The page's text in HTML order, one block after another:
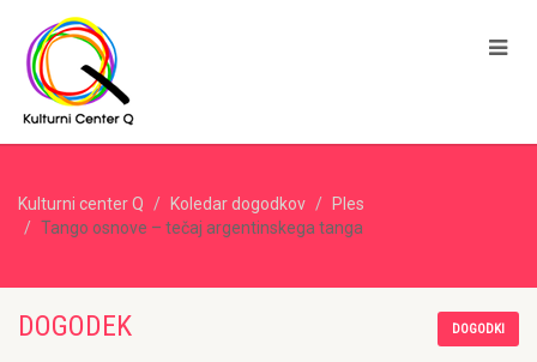
Kulturni center Q Koledar dogodkov
Ples
Tango osnove – tečaj argentinskega tanga
DOGODEK DOGODKI